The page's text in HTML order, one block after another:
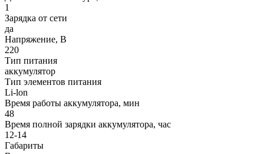
1
Зарядка от сети
да
Напряжение, В
220
Тип питания
аккумулятор
Тип элементов питания
Li-lon
Время работы аккумулятора, мин
48
Время полной зарядки аккумулятора, час
12-14
Габариты